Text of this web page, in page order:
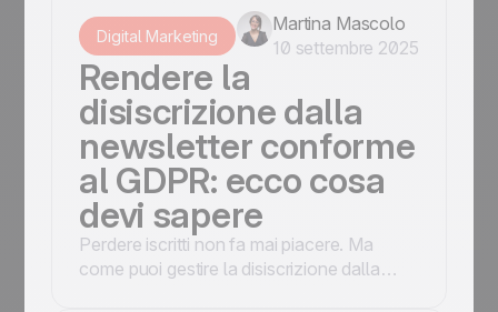
Digital Marketing
Martina Mascolo
10 settembre 2025
Rendere la
disiscrizione dalla
newsletter conforme
al GDPR: ecco cosa
devi sapere
Perdere iscritti non fa mai piacere. Ma
come puoi gestire la disiscrizione dalla